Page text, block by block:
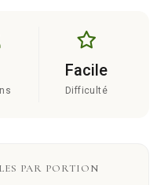
Facile
Difficulté
PAR PORTION